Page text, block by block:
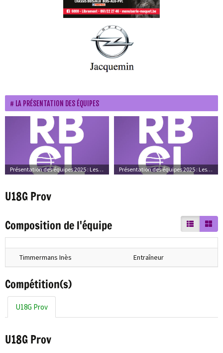
LA PRÉSENTATION DES ÉQUIPES
Présentation des équipes 2025 : Les équipes Présentation des équipes 2025 : Les photos d’ambiance
U18G Prov
Composition de l'équipe
Timmermans Inès Entraîneur
Compétition(s)
U18G Prov
U18G Prov